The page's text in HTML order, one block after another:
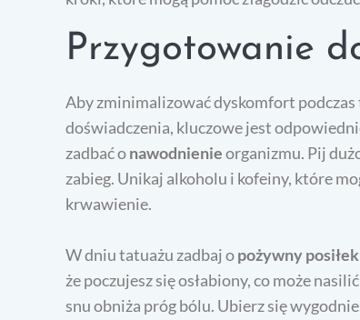
Przygotowanie
Aby zminimalizować dyskomfort
doświadczenia, kluczowe jest
zadbać onawodnienieorganizmu. Pij
zabieg. Unikaj alkoholu i kofeiny, które
krwawienie.
W dniu tatuażu zadbaj opożywny posiłek
że poczujesz się osłabiony, co może
snu obniża próg bólu. Ubierz się